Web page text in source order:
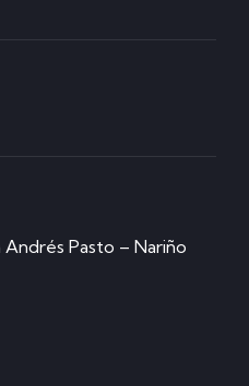
Andrés Pasto – Nariño